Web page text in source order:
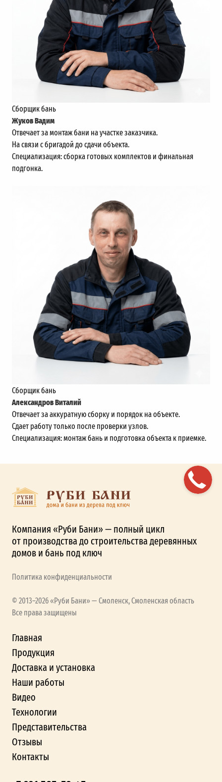
Сборщик бань
Жуков Вадим
Отвечает за монтаж бани на участке заказчика.
На связи с бригадой до сдачи объекта.
Специализация: сборка готовых комплектов и финальная
подгонка.
Сборщик бань
Александров Виталий
Отвечает за аккуратную сборку и порядок на объекте.
Сдает работу только после проверки узлов.
Специализация: монтаж бань и подготовка объекта к приемке.
Компания «Руби Бани» — полный цикл
от производства до строительства деревянных
домов и бань под ключ
Политика конфиденциальности
© 2013–2026 «Руби Бани» — Смоленск, Смоленская область
Все права защищены
Главная
Продукция
Доставка и установка
Наши работы
Видео
Технологии
Представительства
Отзывы
Контакты